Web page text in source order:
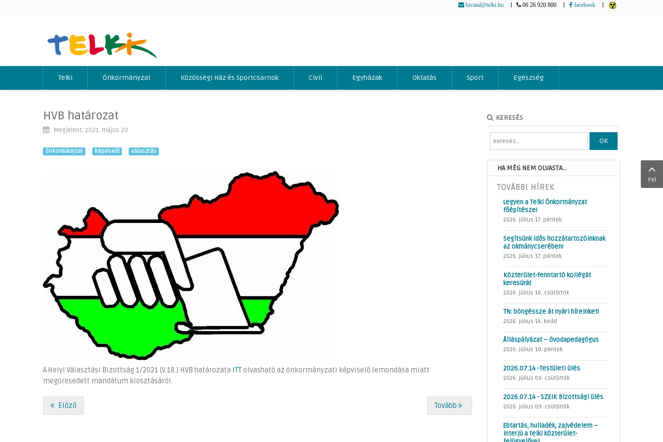
hivatal@telki.hu 06 26 920 800 facebook
Telki Önkormányzat Közösségi Ház és Sportcsarnok Civil Egyházak Oktatás Sport Egészség
HVB határozat
Megjelent: 2021. május 20.
önkormányzat képviselő választás
A Helyi Választási Bizottság 1/2021 (V.18.) HVB határozata ITTolvasható az önkormányzati képviselő lemondása miatt
megüresedett mandátum kiosztásáról.
Előző Tovább
KERESÉS
OK
HA MÉG NEM OLVASTA...
TOVÁBBI HÍREK
Legyen a Telki Önkormányzat
főépítésze!
2026. július 17. péntek
Segítsünk idős hozzátartozóinknak
az okmánycserében!
2026. július 17. péntek
Közterület-fenntartó kollégát
keresünk!
2026. július 16. csütörtök
TN: böngéssze át nyári híreinket!
2026. július 14. kedd
Álláspályázat – óvodapedagógus
2026. július 10. péntek
2026.07.14 -Testületi ülés
2026. július 09. csütörtök
2026.07.14 - SZEIK Bizottsági ülés
2026. július 09. csütörtök
Ebtartás, hulladék, zajvédelem –
interjú a telki közterület-
Fel